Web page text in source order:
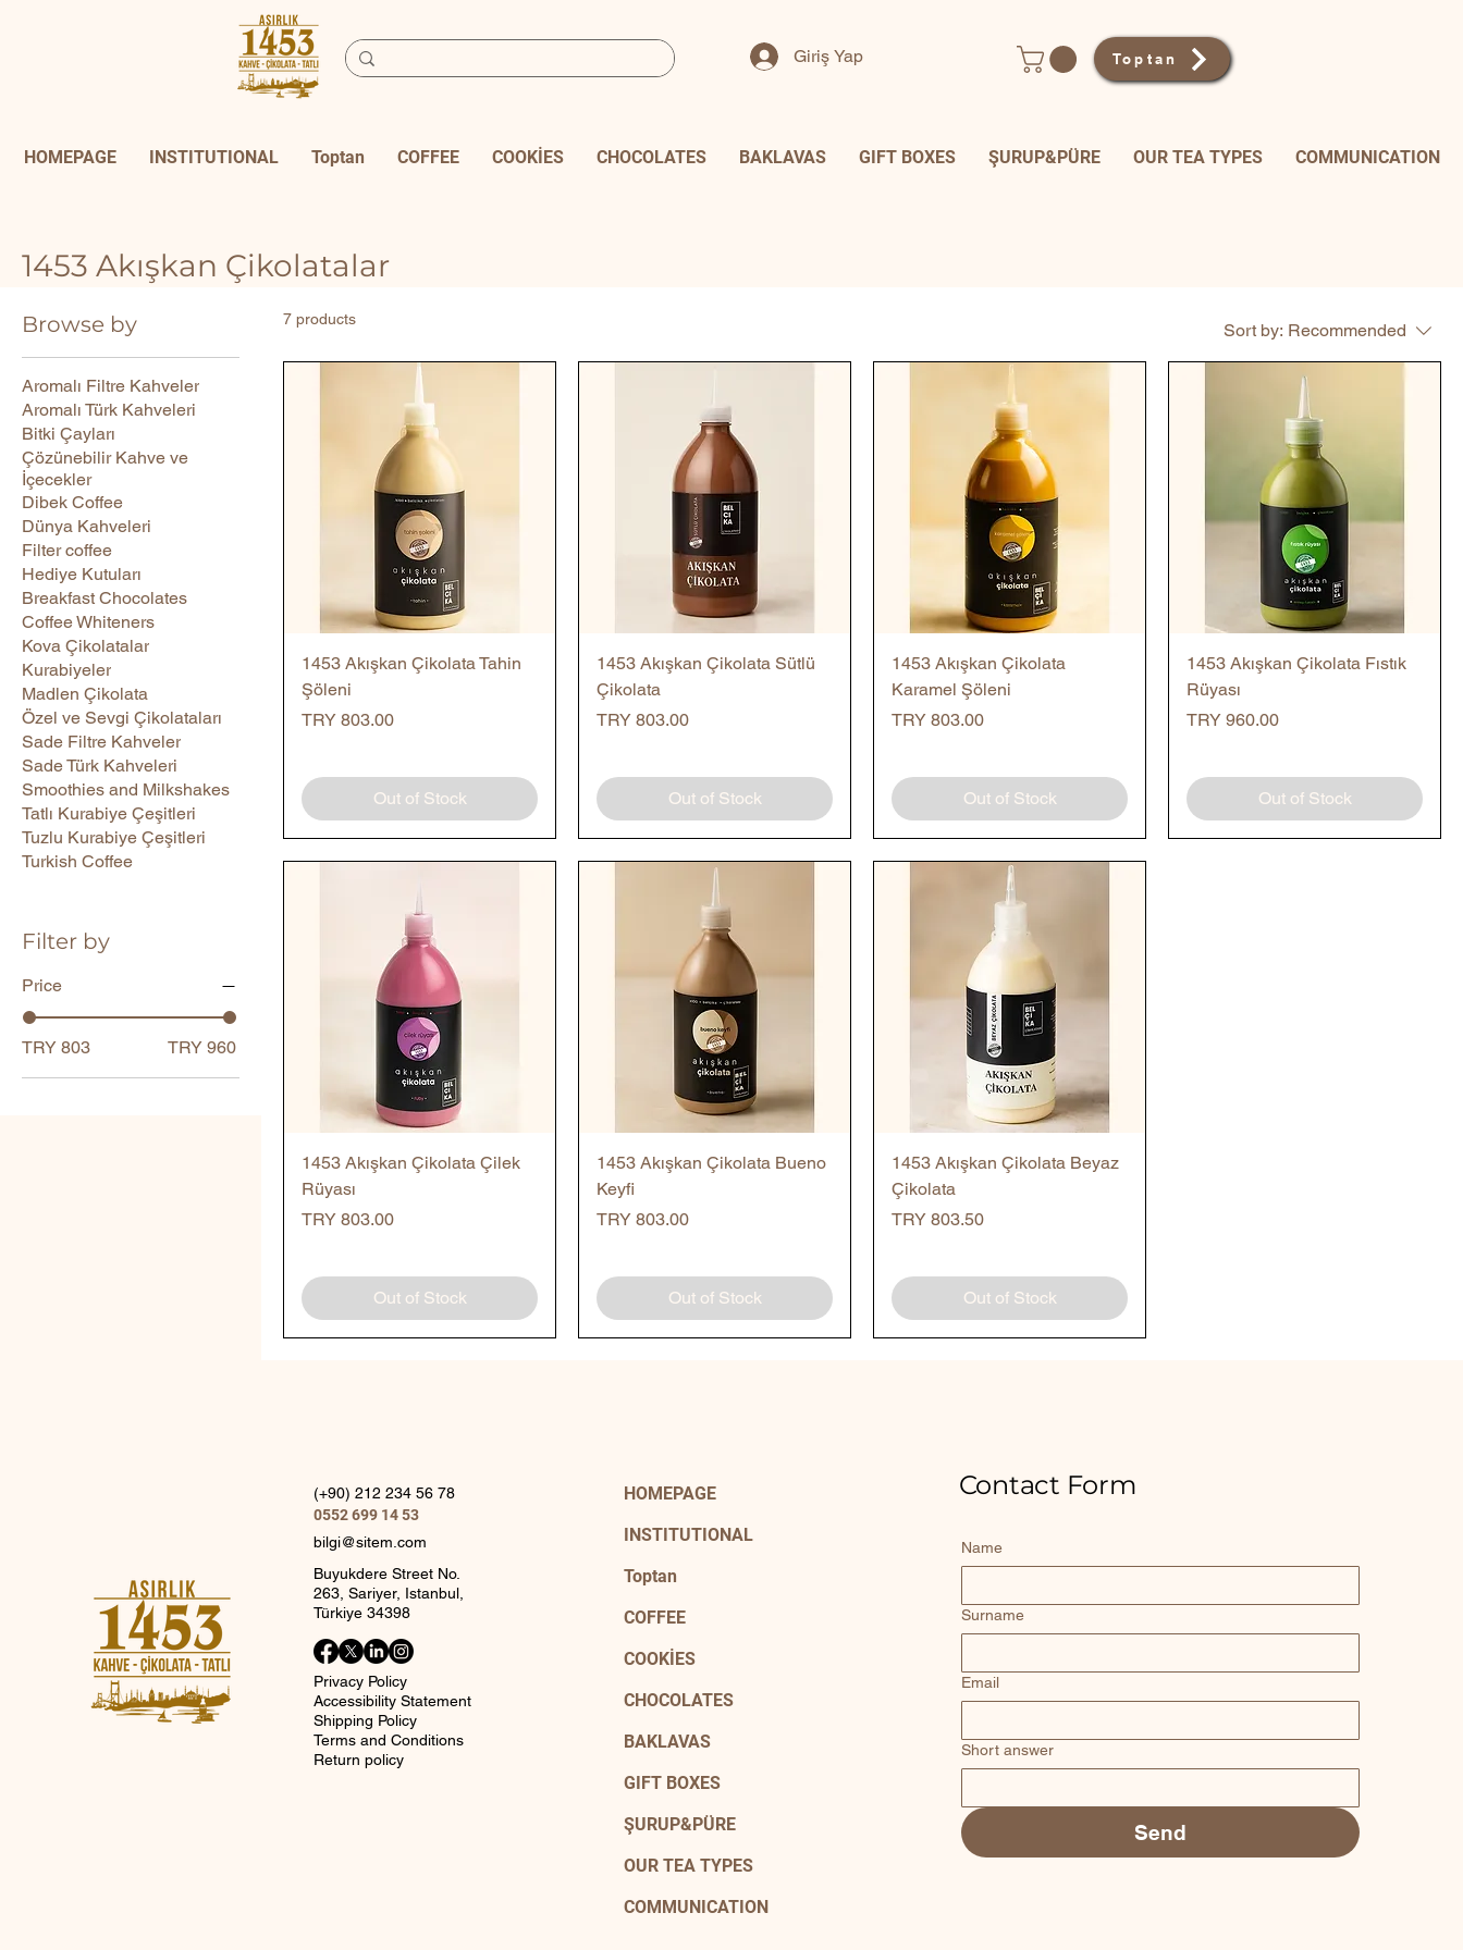
Giriş Yap Toptan
HOMEPAGE INSTITUTIONAL Toptan COFFEE COOKİES CHOCOLATES BAKLAVAS GIFT BOXES ŞURUP&PÜRE OUR TEA TYPES COMMUNICATION
1453 Akışkan Çikolatalar
Browse by
Aromalı Filtre Kahveler
Aromalı Türk Kahveleri
Bitki Çayları
Çözünebilir Kahve ve
İçecekler
Dibek Coffee
Dünya Kahveleri
Filter coffee
Hediye Kutuları
Breakfast Chocolates
Coffee Whiteners
Kova Çikolatalar
Kurabiyeler
Madlen Çikolata
Özel ve Sevgi Çikolataları
Sade Filtre Kahveler
Sade Türk Kahveleri
Smoothies and Milkshakes
Tatlı Kurabiye Çeşitleri
Tuzlu Kurabiye Çeşitleri
Turkish Coffee
Filter by
Price
TRY 803 TRY 960
7 products
Sort by: Recommended
Quick View
1453 Akışkan Çikolata Tahin
Şöleni
Price
TRY 803.00
Out of Stock
Quick View
1453 Akışkan Çikolata Sütlü
Çikolata
Price
TRY 803.00
Out of Stock
Quick View
1453 Akışkan Çikolata
Karamel Şöleni
Price
TRY 803.00
Out of Stock
Quick View
1453 Akışkan Çikolata Fıstık
Rüyası
Price
TRY 960.00
Out of Stock
Quick View
1453 Akışkan Çikolata Çilek
Rüyası
Price
TRY 803.00
Out of Stock
Quick View
1453 Akışkan Çikolata Bueno
Keyfi
Price
TRY 803.00
Out of Stock
Quick View
1453 Akışkan Çikolata Beyaz
Çikolata
Price
TRY 803.50
Out of Stock
(+90) 212 234 56 78
0552 699 14 53
bilgi@sitem.com
Buyukdere Street No.
263, Sariyer, Istanbul,
Türkiye 34398
Privacy Policy
Accessibility Statement
Shipping Policy
Terms and Conditions
Return policy
HOMEPAGE
INSTITUTIONAL
Toptan
COFFEE
COOKİES
CHOCOLATES
BAKLAVAS
GIFT BOXES
ŞURUP&PÜRE
OUR TEA TYPES
COMMUNICATION
Contact Form
Name
Surname
Email
Short answer
Send